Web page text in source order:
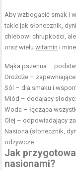
Aby wzbogacić smak i
takie jak słonecznik,
chlebowi chrupkości,
oraz wieluwitamin i
Mąka pszenna –
Drożdże –
Sól – dla smaku i
Miód – dodający
Woda – łącząca
Olej – odpowiadający
Nasiona (słonecznik,
odżywcze.
Jak
nasionami?